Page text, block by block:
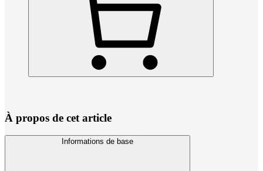
À propos de cet article
Informations de base